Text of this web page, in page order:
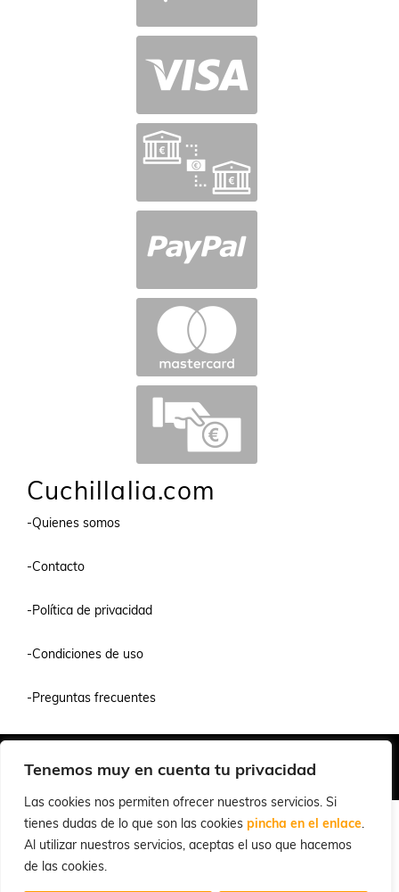
Tenemos muy en cuenta tu privacidad
Las cookies nos permiten ofrecer nuestros servicios. Si
tienes dudas de lo que son las cookies pincha en el enlace.
Al utilizar nuestros servicios, aceptas el uso que hacemos
de las cookies.
Cuchillalia.com
-Quienes somos
-Contacto
-Política de privacidad
-Condiciones de uso
-Preguntas frecuentes
© 2026 Cuchillalia.com